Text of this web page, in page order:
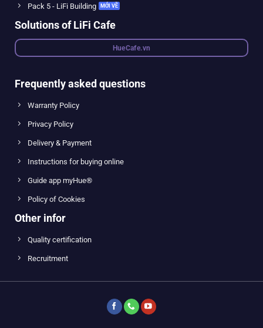
Pack 5 - LiFi Building
Solutions of LiFi Cafe
HueCafe.vn
Frequently asked questions
Warranty Policy
Privacy Policy
Delivery & Payment
Instructions for buying online
Guide app myHue®
Policy of Cookies
Other infor
Quality certification
Recruitment